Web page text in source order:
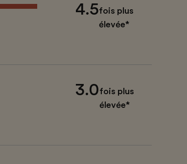
4.5fois plus
élevée*
3.0fois plus
élevée*